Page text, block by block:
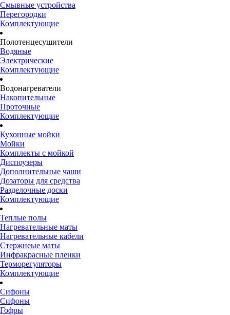
Смывные устройства
Перегородки
Комплектующие
Полотенцесушители
Водяные
Электрические
Комплектующие
Водонагреватели
Накопительные
Проточные
Комплектующие
Кухонные мойки
Мойки
Комплекты с мойкой
Диспоузеры
Дополнительные чаши
Дозаторы для средства
Разделочные доски
Комплектующие
Теплые полы
Нагревательные маты
Нагревательные кабели
Стержнеые маты
Инфракрасные пленки
Терморегуляторы
Комплектующие
Сифоны
Сифоны
Гофры